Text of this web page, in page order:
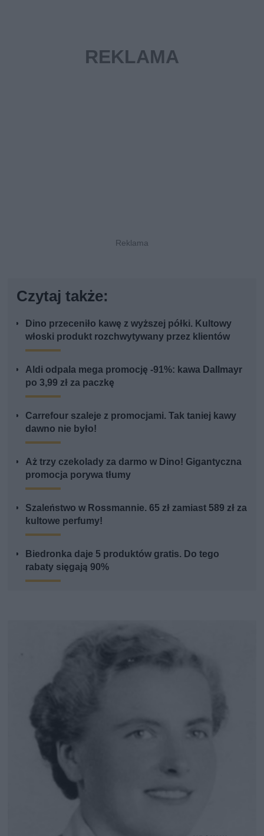
Czytaj także:
Dino przeceniło kawę z wyższej półki. Kultowy
włoski produkt rozchwytywany przez klientów
Aldi odpala mega promocję -91%: kawa Dallmayr
po 3,99 zł za paczkę
Carrefour szaleje z promocjami. Tak taniej kawy
dawno nie było!
Aż trzy czekolady za darmo w Dino! Gigantyczna
promocja porywa tłumy
Szaleństwo w Rossmannie. 65 zł zamiast 589 zł za
kultowe perfumy!
Biedronka daje 5 produktów gratis. Do tego
rabaty sięgają 90%